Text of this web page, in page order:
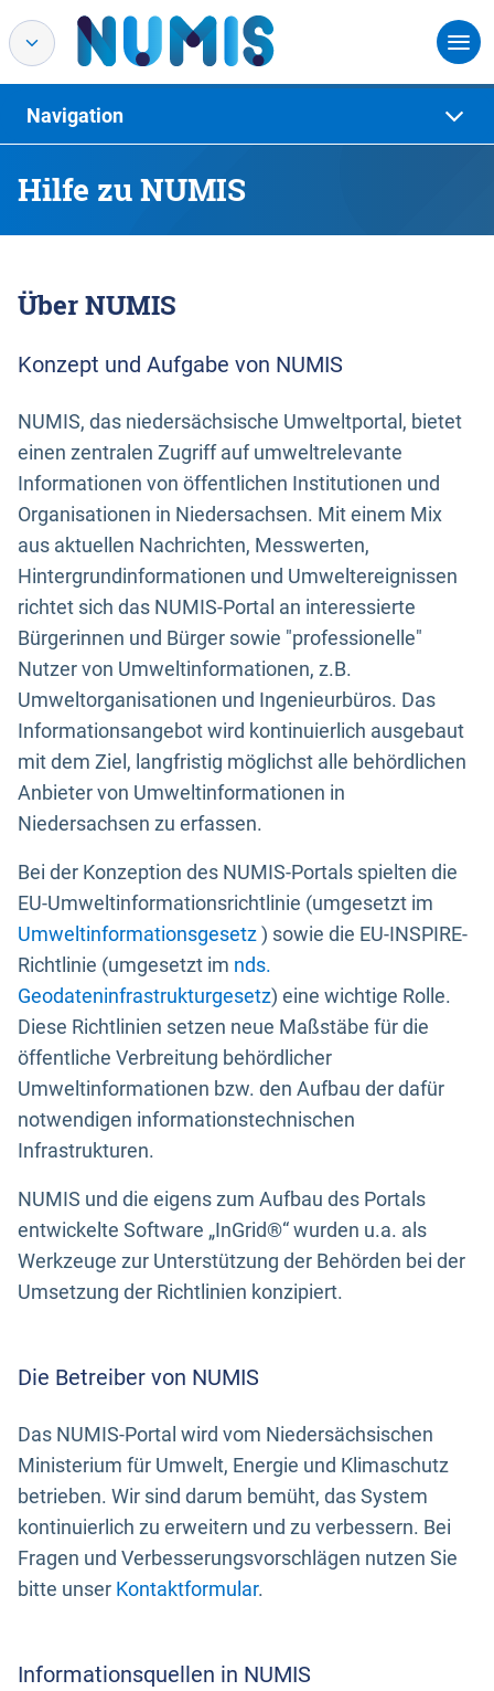
Hilfe zu NUMIS
Navigation
Über NUMIS
Konzept und Aufgabe von NUMIS
NUMIS, das niedersächsische Umweltportal, bietet
einen zentralen Zugriff auf umweltrelevante
Informationen von öffentlichen Institutionen und
Organisationen in Niedersachsen. Mit einem Mix
aus aktuellen Nachrichten, Messwerten,
Hintergrundinformationen und Umweltereignissen
richtet sich das NUMIS-Portal an interessierte
Bürgerinnen und Bürger sowie "professionelle"
Nutzer von Umweltinformationen, z.B.
Umweltorganisationen und Ingenieurbüros. Das
Informationsangebot wird kontinuierlich ausgebaut
mit dem Ziel, langfristig möglichst alle behördlichen
Anbieter von Umweltinformationen in
Niedersachsen zu erfassen.
Bei der Konzeption des NUMIS-Portals spielten die
EU-Umweltinformationsrichtlinie (umgesetzt im
Umweltinformationsgesetz) sowie die EU-INSPIRE-
Richtlinie (umgesetzt im nds.
Geodateninfrastrukturgesetz) eine wichtige Rolle.
Diese Richtlinien setzen neue Maßstäbe für die
öffentliche Verbreitung behördlicher
Umweltinformationen bzw. den Aufbau der dafür
notwendigen informationstechnischen
Infrastrukturen.
NUMIS und die eigens zum Aufbau des Portals
entwickelte Software „InGrid®“ wurden u.a. als
Werkzeuge zur Unterstützung der Behörden bei der
Umsetzung der Richtlinien konzipiert.
Die Betreiber von NUMIS
Das NUMIS-Portal wird vom Niedersächsischen
Ministerium für Umwelt, Energie und Klimaschutz
betrieben. Wir sind darum bemüht, das System
kontinuierlich zu erweitern und zu verbessern. Bei
Fragen und Verbesserungsvorschlägen nutzen Sie
bitte unser Kontaktformular.
Informationsquellen in NUMIS